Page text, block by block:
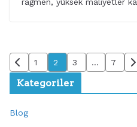
1 2 3 … 7
Kategoriler
Blog